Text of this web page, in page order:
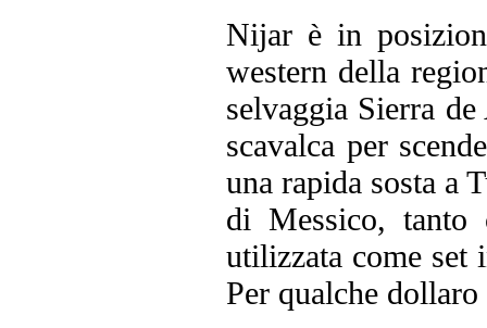
Nijar è in
western della
selvaggia Sierra
scavalca per
una rapida sosta a
di Messico, tanto
utilizzata come
Per qualche